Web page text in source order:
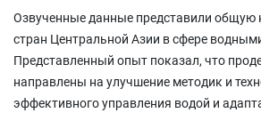
Озвученные данные представили общую
стран Центральной Азии в сфере
Представленный опыт показал, что
направлены на улучшение методик и
эффективного управления водой и